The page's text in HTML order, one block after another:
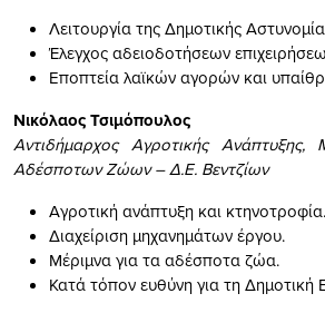
Λειτουργία της Δημοτικής
Έλεγχος αδειοδοτήσεων
Εποπτεία λαϊκών αγορών και
Νικόλαος Τσιμόπουλος
Αντιδήμαρχος Αγροτικής Ανάπτυξης,
Αδέσποτων Ζώων – Δ.Ε. Βεντζίων
Αγροτική ανάπτυξη και κτηνοτροφία.
Διαχείριση μηχανημάτων έργου.
Μέριμνα για τα αδέσποτα ζώα.
Κατά τόπον ευθύνη για τη Δημοτική